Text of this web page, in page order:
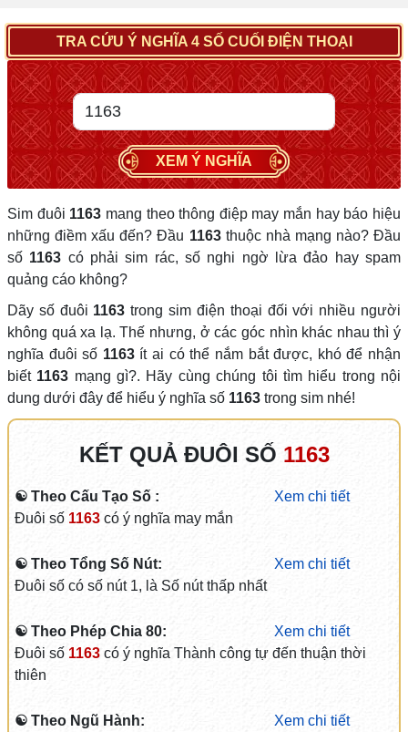
TRA CỨU Ý NGHĨA 4 SỐ CUỐI ĐIỆN THOẠI
XEM Ý NGHĨA
Sim đuôi 1163 mang theo thông điệp may mắn hay báo hiệu
những điềm xấu đến? Đầu 1163thuộc nhà mạng nào? Đầu
số 1163 có phải sim rác, số nghi ngờ lừa đảo hay spam
quảng cáo không?
Dãy số đuôi 1163 trong sim điện thoại đối với nhiều người
không quá xa lạ. Thế nhưng, ở các góc nhìn khác nhau thì ý
nghĩa đuôi số 1163ít ai có thể nắm bắt được, khó để nhận
biết 1163 mạng gì?. Hãy cùng chúng tôi tìm hiểu trong nội
dung dưới đây để hiểu ý nghĩa số 1163 trong sim nhé!
KẾT QUẢ ĐUÔI SỐ 1163
☯ Theo Cấu Tạo Số :
Xem chi tiết
Đuôi số 1163có ý nghĩa may mắn
☯ Theo Tổng Số Nút:
Xem chi tiết
Đuôi số có số nút 1, là Số nút thấp nhất
☯ Theo Phép Chia 80:
Xem chi tiết
Đuôi số 1163có ý nghĩa Thành công tự đến thuận thời
thiên
☯ Theo Ngũ Hành:
Xem chi tiết